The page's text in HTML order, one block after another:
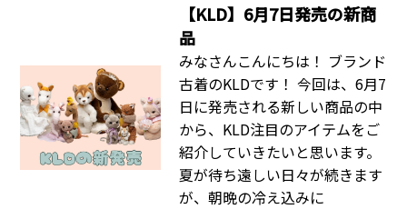
【KLD】6月7日発売の新商
品
みなさんこんにちは！ ブランド
古着のKLDです！ 今回は、6月7
日に発売される新しい商品の中
から、KLD注目のアイテムをご
紹介していきたいと思います。
夏が待ち遠しい日々が続きます
が、朝晩の冷え込みに